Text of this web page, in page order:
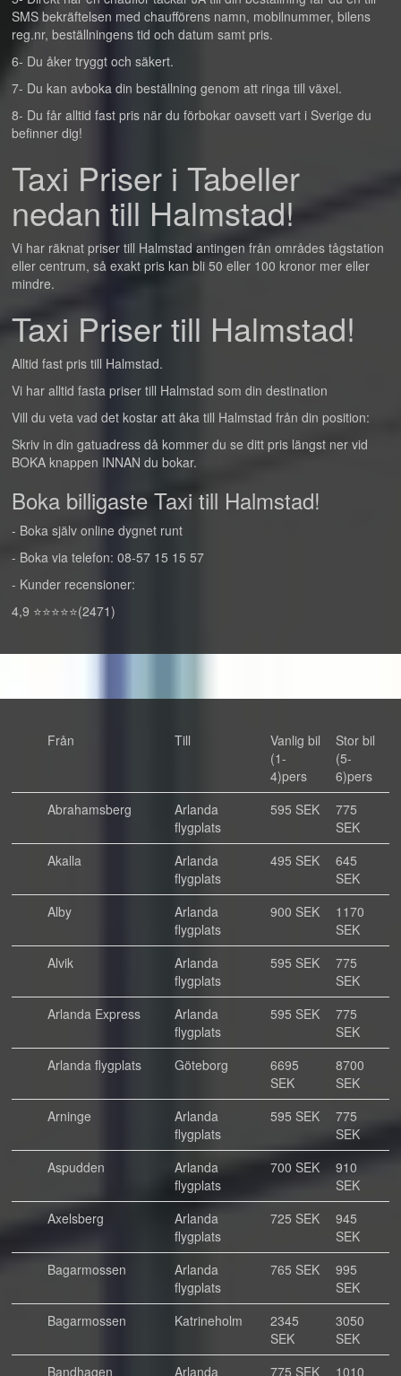
SMS bekräftelsen med chaufförens namn, mobilnummer, bilens
reg.nr, beställningens tid och datum samt pris.
6- Du åker tryggt och säkert.
7- Du kan avboka din beställning genom att ringa till växel.
8- Du får alltid fast pris när du förbokar oavsett vart i Sverige du
befinner dig!
Taxi Priser i Tabeller
nedan till Halmstad!
Vi har räknat priser till Halmstad antingen från områdes tågstation
eller centrum, så exakt pris kan bli 50 eller 100 kronor mer eller
mindre.
Taxi Priser till Halmstad!
Alltid fast pris till Halmstad.
Vi har alltid fasta priser till Halmstad som din destination
Vill du veta vad det kostar att åka till Halmstad från din position:
Skriv in din gatuadress då kommer du se ditt pris längst ner vid
BOKA knappen INNAN du bokar.
Boka billigaste Taxi till Halmstad!
- Boka själv online dygnet runt
- Boka via telefon: 08-57 15 15 57
- Kunder recensioner:
4,9 ⭐⭐⭐⭐⭐(2471)
Från Till
Vanlig bil
(1-
4)pers
Stor bil
(5-
6)pers
Abrahamsberg
Arlanda
flygplats
595 SEK
775
SEK
Akalla
Arlanda
flygplats
495 SEK
645
SEK
Alby
Arlanda
flygplats
900 SEK
1170
SEK
Alvik
Arlanda
flygplats
595 SEK
775
SEK
Arlanda Express
Arlanda
flygplats
595 SEK
775
SEK
Arlanda flygplats
Göteborg
6695
SEK
8700
SEK
Arninge
Arlanda
flygplats
595 SEK
775
SEK
Aspudden
Arlanda
flygplats
700 SEK
910
SEK
Axelsberg
Arlanda
flygplats
725 SEK
945
SEK
Bagarmossen
Arlanda
flygplats
765 SEK
995
SEK
Bagarmossen
Katrineholm
2345
SEK
3050
SEK
Bandhagen
Arlanda 775 SEK 1010